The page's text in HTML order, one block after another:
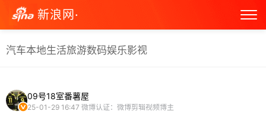
新浪网·
汽车本地生活旅游数码娱乐影视
09号18室番薯屋
25-01-29 16:47 微博认证：微博剪辑视频博主